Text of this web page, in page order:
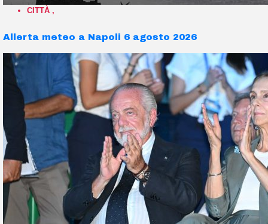
CITTÀ ,
Allerta meteo a Napoli 6 agosto 2026